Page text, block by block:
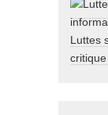
Luttes